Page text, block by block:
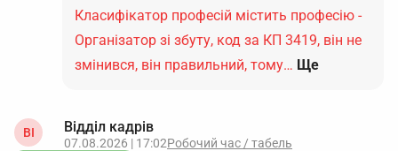
Класифікатор професій містить професію -
Організатор зі збуту, код за КП 3419, він не
змінився, він правильний, тому… Ще
ВІ Відділ кадрів
07.08.2026 | 17:02Робочий час / табель